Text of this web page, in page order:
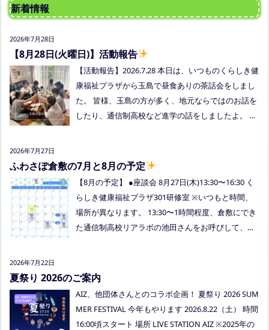
新着情報
2026年7月28日
【8月28日(火曜日)】活動報告
【活動報告】2026.7.28 本日は、いつものくらしき健
康福祉プラザから玉島で昼食ありの茶話会をしまし
た。 皆様、玉島の方が多く、地元ならではのお話を
したり、通信制高校など進学の話をしましたよ。 通
ていただく予定にしていますので、ご興味のある方
2026年7月27日
ふわさぽ倉敷の7月と8月の予定
【8月の予定】 ●座談会 8月27日(木)13:30〜16:30 く
らしき健康福祉プラザ301研修室 ※いつもと時間、
場所が異なります。 13:30〜1時間程度、倉敷にでき
た通信制高校リアラボの池田さんをお呼びして、通
でお知らせください。 ●スナックふわさぽ(夜のごは
まつフリースクール(岡山市南区植松312-6) 参加者：
2026年7月22日
夏祭り 2026のご案内
AIZ、他団体さんとのコラボ企画！ 夏祭り 2026 SUM
MER FESTIVAL 今年もやります 2026.8.22（土） 時間
16:00頃スタート 場所 LIVE STATION AIZ ※2025年の